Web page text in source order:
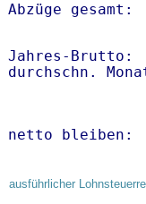
Abzüge
netto
ausführlicher